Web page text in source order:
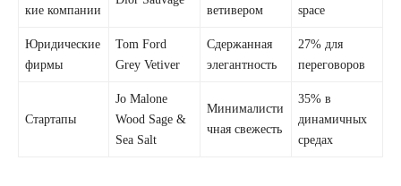
кие компании
ветивером
space
Юридические
фирмы
Tom Ford
Grey Vetiver
Сдержанная
элегантность
27% для
переговоров
Стартапы
Jo Malone
Wood Sage &
Sea Salt
Минималисти
чная свежесть
35% в
динамичных
средах